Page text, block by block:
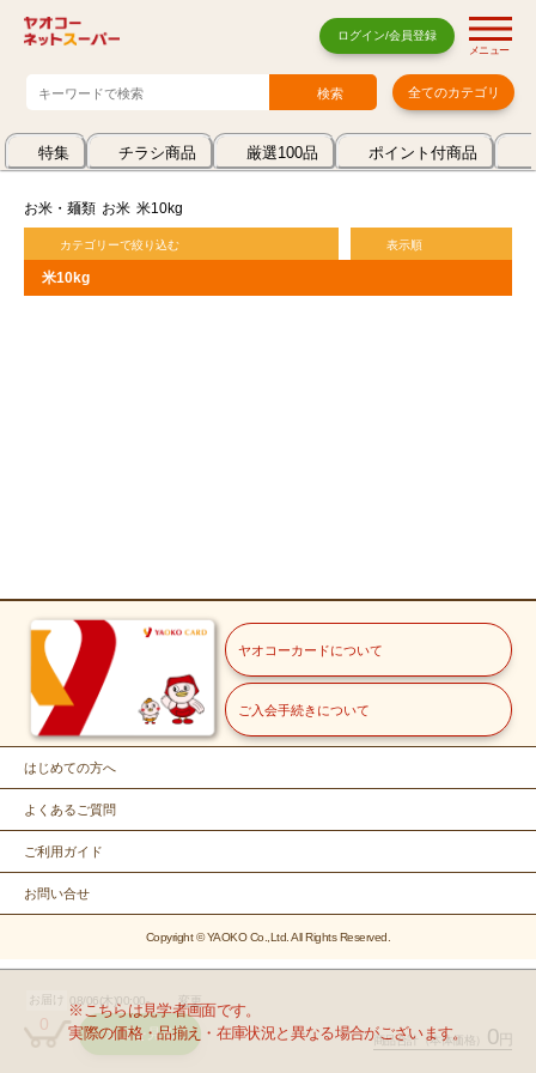
ログイン/会員登録
メニュー
全てのカテゴリ
特集 チラシ商品 厳選100品 ポイント付商品
お米・麺類 お米 米10kg
カテゴリーで絞り込む 表示順
米10kg
お届け 08/06(木)00:00- 変更
0 カゴを見る 商品合計 （本体価格） 0円
※こちらは見学者画面です。
実際の価格・品揃え・在庫状況と異なる場合がございます。
ヤオコーカードについて
ご入会手続きについて
はじめての方へ
よくあるご質問
ご利用ガイド
お問い合せ
Copyright © YAOKO Co.,Ltd. All Rights Reserved.